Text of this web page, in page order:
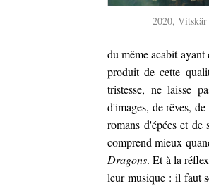
2020, Vitskär
du même acabit
produit de cette
tristesse, ne laisse
d'images, de rêves,
romans d'épées et
comprend mieux
Dragons. Et à la
leur musique : il faut